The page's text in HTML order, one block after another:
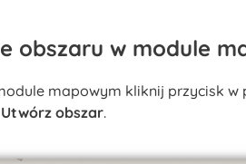
obszaru w module
mapowym kliknij przycisk
Utwórz obszar.